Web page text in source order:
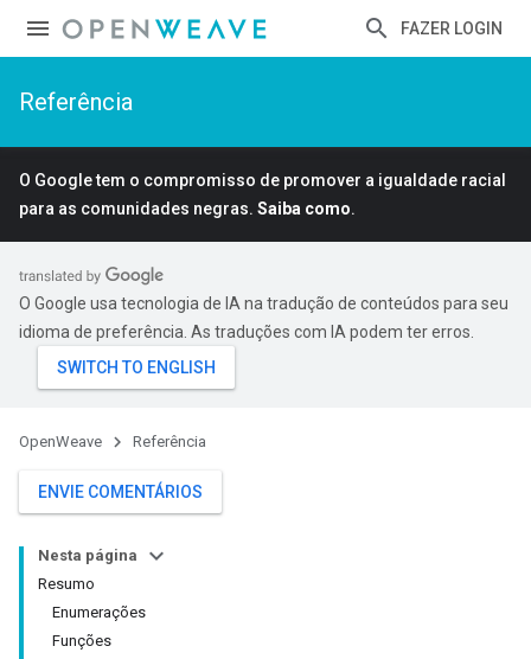
FAZER LOGIN
Referência
O Google tem o compromisso de promover a igualdade racial
para as comunidades negras. Saiba como.
O Google usa tecnologia de IA na tradução de conteúdos para seu
idioma de preferência. As traduções com IA podem ter erros.
OpenWeave Referência
ENVIE COMENTÁRIOS
Nesta página
Resumo
Enumerações
Funções